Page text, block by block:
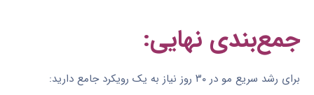
جمع‌بندی نهایی:
برای رشد سریع مو در ۳۰ روز نیاز به یک رویکرد جامع دارید: